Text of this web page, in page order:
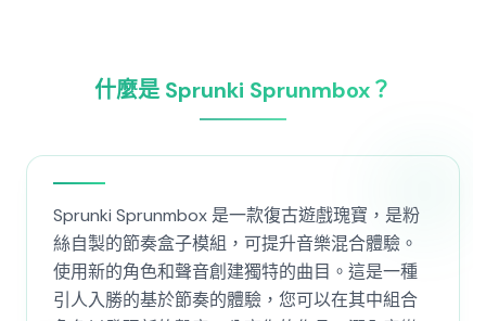
什麼是 Sprunki Sprunmbox？
Sprunki Sprunmbox 是一款復古遊戲瑰寶，是粉
絲自製的節奏盒子模組，可提升音樂混合體驗。
使用新的角色和聲音創建獨特的曲目。這是一種
引人入勝的基於節奏的體驗，您可以在其中組合